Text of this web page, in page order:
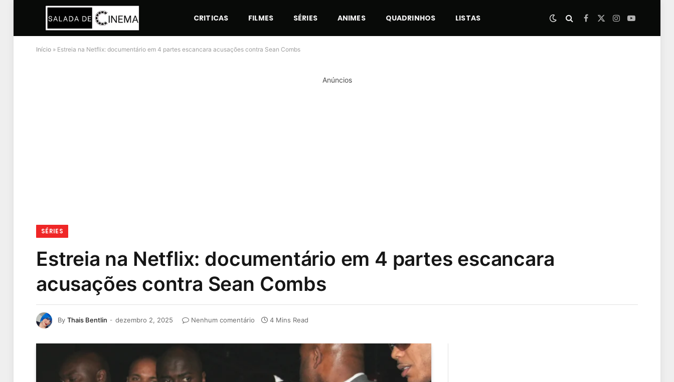
CRITICAS FILMES SÉRIES ANIMES QUADRINHOS LISTAS Facebook
X
Instagram
YouTube
Início » Estreia na Netflix: documentário em 4 partes escancara acusações contra Sean Combs
Anúncios
SÉRIES
Estreia na Netflix: documentário em 4 partes escancara
acusações contra Sean Combs
By Thais Bentlin dezembro 2, 2025 Nenhum comentário 4 Mins Read